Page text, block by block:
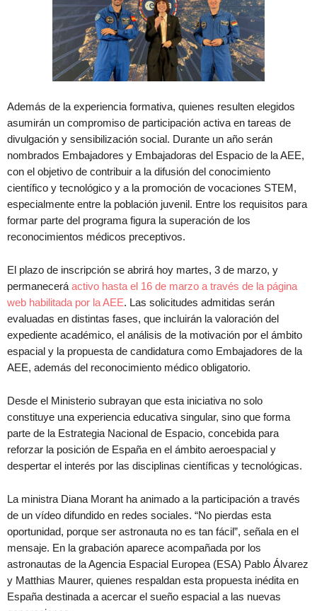
Además de la experiencia formativa, quienes resulten elegidos
asumirán un compromiso de participación activa en tareas de
divulgación y sensibilización social. Durante un año serán
nombrados Embajadores y Embajadoras del Espacio de la AEE,
con el objetivo de contribuir a la difusión del conocimiento
científico y tecnológico y a la promoción de vocaciones STEM,
especialmente entre la población juvenil. Entre los requisitos para
formar parte del programa figura la superación de los
reconocimientos médicos preceptivos.
El plazo de inscripción se abrirá hoy martes, 3 de marzo, y
permanecerá activo hasta el 16 de marzo a través de la página
web habilitada por la AEE. Las solicitudes admitidas serán
evaluadas en distintas fases, que incluirán la valoración del
expediente académico, el análisis de la motivación por el ámbito
espacial y la propuesta de candidatura como Embajadores de la
AEE, además del reconocimiento médico obligatorio.
Desde el Ministerio subrayan que esta iniciativa no solo
constituye una experiencia educativa singular, sino que forma
parte de la Estrategia Nacional de Espacio, concebida para
reforzar la posición de España en el ámbito aeroespacial y
despertar el interés por las disciplinas científicas y tecnológicas.
La ministra Diana Morant ha animado a la participación a través
de un vídeo difundido en redes sociales. “No pierdas esta
oportunidad, porque ser astronauta no es tan fácil”, señala en el
mensaje. En la grabación aparece acompañada por los
astronautas de la Agencia Espacial Europea (ESA) Pablo Álvarez
y Matthias Maurer, quienes respaldan esta propuesta inédita en
España destinada a acercar el sueño espacial a las nuevas